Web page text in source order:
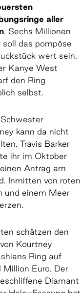
aller
. Sechs Millionen
soll das pompöse
wert sein.
Kanye West
den Ring
selbst.
kann da nicht
Travis Barker
ihr im Oktober
Antrag am
Inmitten von roten
und einem Meer
schätzen den
Kourtney
Ring auf
Million Euro. Der
Diamant